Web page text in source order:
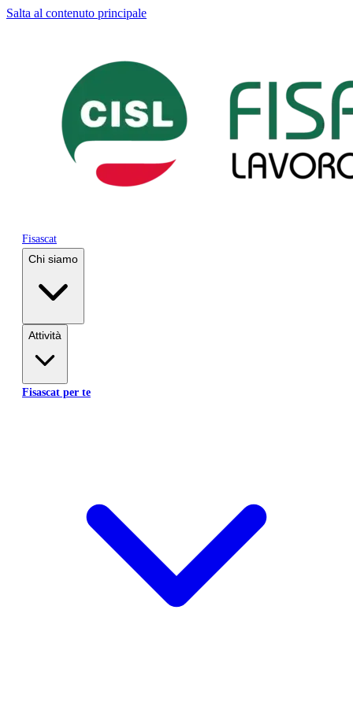
Salta al contenuto principale
Fisascat
Chi siamo
Attività
Fisascat per te